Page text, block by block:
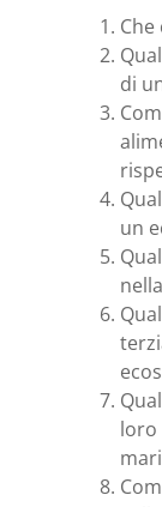
Che
di
un
loro